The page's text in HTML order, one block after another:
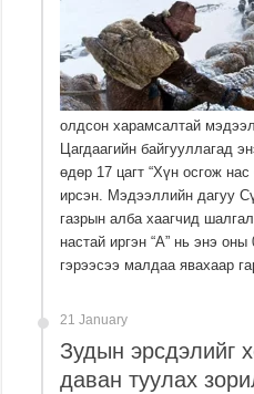
олдсон харамсалтай
Цагдаагийн байгууллагад
өдөр 17 цагт “Хүн осгож
ирсэн. Мэдээллийн дагуу
газрын алба хаагчид
настай иргэн “А” нь энэ
гэрээсээ малдаа явахаар
21 January
Зудын эрсдэлийг
даван туулах